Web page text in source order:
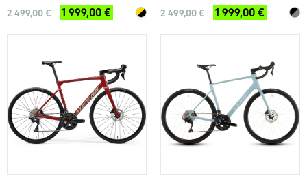
2 499,00 € 1 999,00 € 2 499,00 € 1 999,00 €